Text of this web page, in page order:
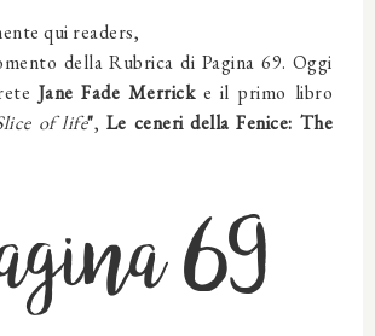
qui readers,
della Rubrica di Pagina 69. Oggi
Jane Fade Merrick e il primo libro
of life", Le ceneri della Fenice: The
69